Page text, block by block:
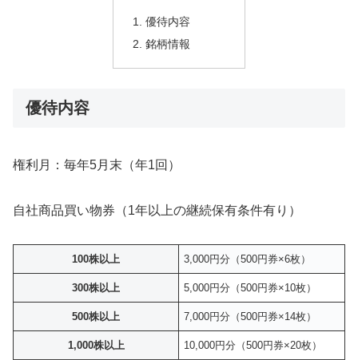
優待内容
銘柄情報
優待内容
権利月：毎年5月末（年1回）
自社商品買い物券（1年以上の継続保有条件有り）
100株以上 3,000円分（500円券×6枚）
300株以上 5,000円分（500円券×10枚）
500株以上 7,000円分（500円券×14枚）
1,000株以上 10,000円分（500円券×20枚）